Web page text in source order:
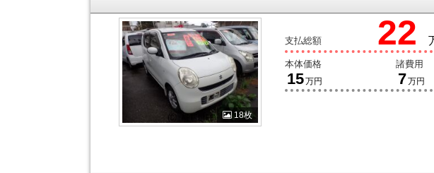
18枚
支払総額 22
本体価格
15万円
諸費用
7万円